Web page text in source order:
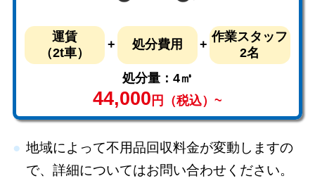
運賃
（2t車）
処分費用
作業スタッフ
2名
処分量：4㎥
44,000 円（税込）~
地域によって不用品回収料金が変動しますの
で、詳細についてはお問い合わせください。